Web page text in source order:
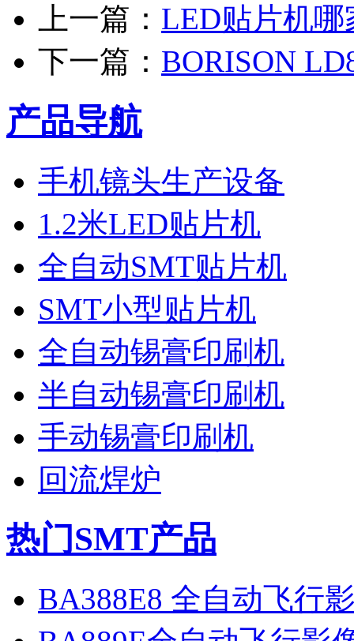
上一篇： LED贴片机哪
下一篇： BORISON
产品导航
手机镜头生产设备
1.2米LED贴片机
全自动SMT贴片机
SMT小型贴片机
全自动锡膏印刷机
半自动锡膏印刷机
手动锡膏印刷机
回流焊炉
热门SMT产品
BA388E8 全自动飞行